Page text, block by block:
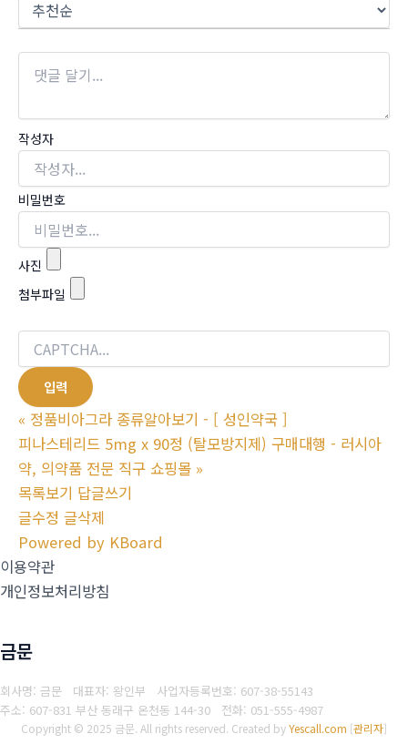
작성자
비밀번호
사진
첨부파일
« 정품비아그라 종류알아보기 - [ 성인약국 ]
피나스테리드 5mg x 90정 (탈모방지제) 구매대행 - 러시아
약, 의약품 전문 직구 쇼핑몰 »
목록보기 답글쓰기
글수정 글삭제
Powered by KBoard
이용약관
개인정보처리방침
금문
회사명: 금문 대표자: 왕인부 사업자등록번호: 607-38-55143
주소: 607-831 부산 동래구 온천동 144-30 전화: 051-555-4987
Copyright © 2025 금문. All rights reserved. Created byYescall.com [관리자]